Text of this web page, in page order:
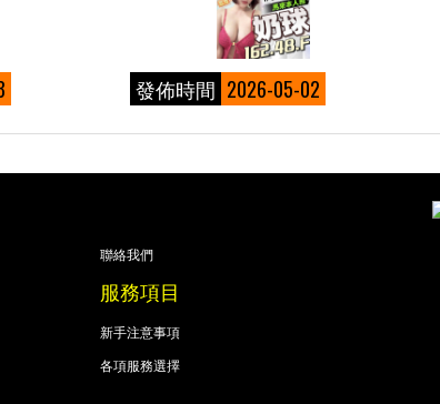
發佈時間 2026-05-02
聯絡我們
服務項目
新手注意事項
各項服務選擇